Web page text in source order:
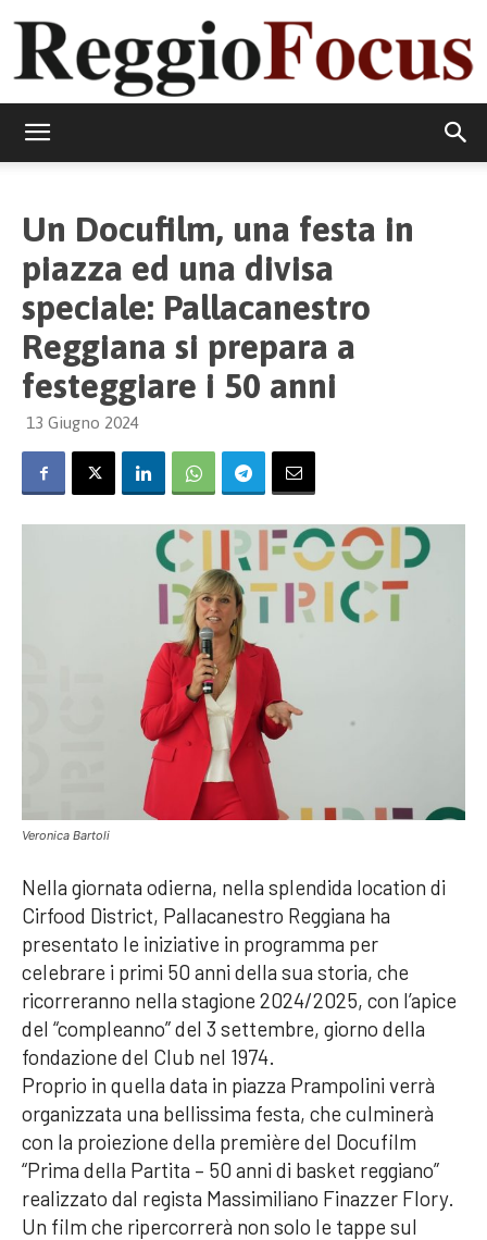
Un Docufilm, una festa in
piazza ed una divisa
speciale: Pallacanestro
Reggiana si prepara a
festeggiare i 50 anni
13 Giugno 2024
Veronica Bartoli
Nella giornata odierna, nella splendida location di
Cirfood District, Pallacanestro Reggiana ha
presentato le iniziative in programma per
celebrare i primi 50 anni della sua storia, che
ricorreranno nella stagione 2024/2025, con l’apice
del “compleanno” del 3 settembre, giorno della
fondazione del Club nel 1974.
Proprio in quella data in piazza Prampolini verrà
organizzata una bellissima festa, che culminerà
con la proiezione della première del Docufilm
“Prima della Partita – 50 anni di basket reggiano”
realizzato dal regista Massimiliano Finazzer Flory.
Un film che ripercorrerà non solo le tappe sul